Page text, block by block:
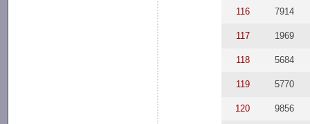
116 7914
117 1969
118 5684
119 5770
120 9856